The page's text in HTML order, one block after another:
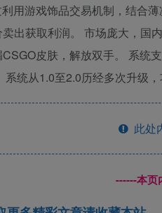
用游戏饰品交易机制，结合
出获取利润。 市场庞大，国
皮肤，解放双手。 系统
系统从1.0至2.0历经多次升级
此处
------本页